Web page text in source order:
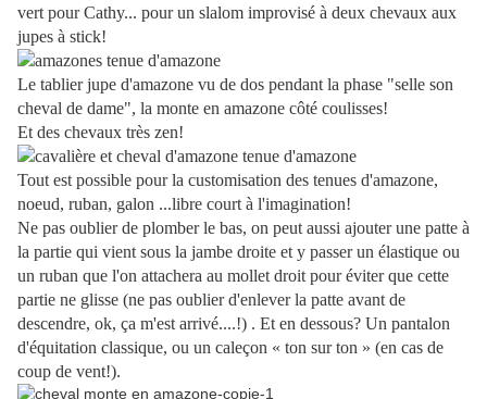
vert pour Cathy... pour un slalom improvisé à deux chevaux aux
jupes à stick!
Le tablier jupe d'amazone vu de dos pendant la phase "selle son
cheval de dame", la monte en amazone côté coulisses!
Et des chevaux très zen!
Tout est possible pour la customisation des tenues d'amazone,
noeud, ruban, galon ...libre court à l'imagination!
Ne pas oublier de plomber le bas, on peut aussi ajouter une patte à
la partie qui vient sous la jambe droite et y passer un élastique ou
un ruban que l'on attachera au mollet droit pour éviter que cette
partie ne glisse (ne pas oublier d'enlever la patte avant de
descendre, ok, ça m'est arrivé....!) . Et en dessous? Un pantalon
d'équitation classique, ou un caleçon « ton sur ton » (en cas de
coup de vent!).